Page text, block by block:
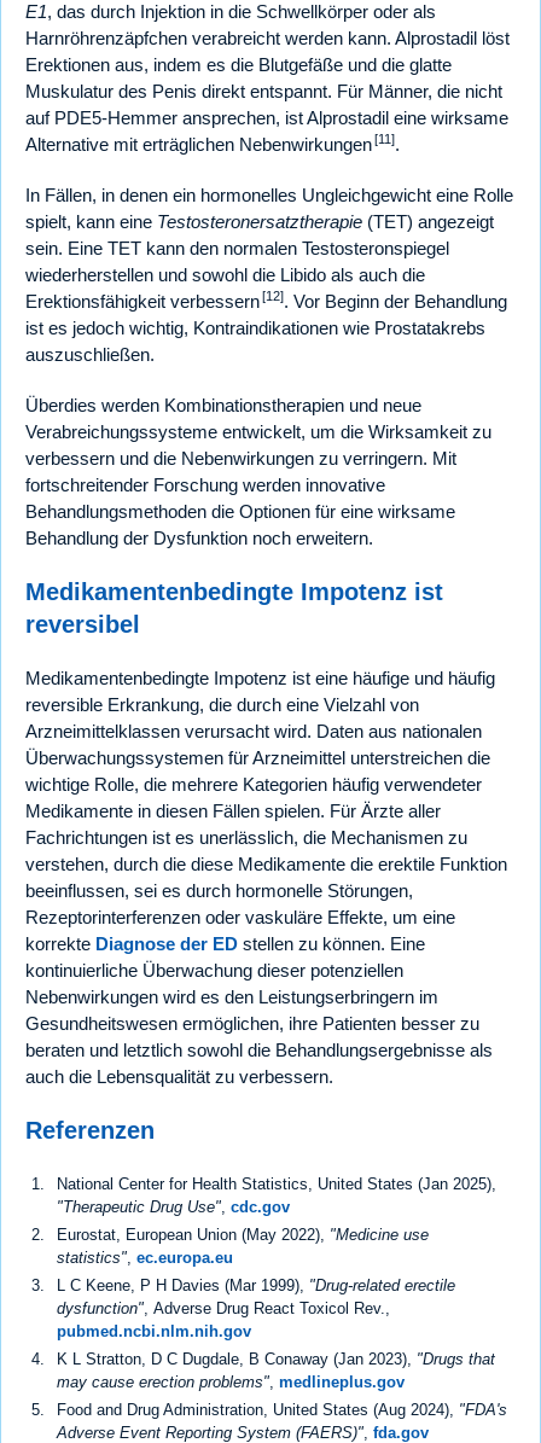
E1, das durch Injektion in die Schwellkörper oder als
Harnröhrenzäpfchen verabreicht werden kann. Alprostadil löst
Erektionen aus, indem es die Blutgefäße und die glatte
Muskulatur des Penis direkt entspannt. Für Männer, die nicht
auf PDE5-Hemmer ansprechen, ist Alprostadil eine wirksame
Alternative mit erträglichen Nebenwirkungen[11].
In Fällen, in denen ein hormonelles Ungleichgewicht eine Rolle
spielt, kann eine Testosteronersatztherapie (TET) angezeigt
sein. Eine TET kann den normalen Testosteronspiegel
wiederherstellen und sowohl die Libido als auch die
Erektionsfähigkeit verbessern[12]. Vor Beginn der Behandlung
ist es jedoch wichtig, Kontraindikationen wie Prostatakrebs
auszuschließen.
Überdies werden Kombinationstherapien und neue
Verabreichungssysteme entwickelt, um die Wirksamkeit zu
verbessern und die Nebenwirkungen zu verringern. Mit
fortschreitender Forschung werden innovative
Behandlungsmethoden die Optionen für eine wirksame
Behandlung der Dysfunktion noch erweitern.
Medikamentenbedingte Impotenz ist
reversibel
Medikamentenbedingte Impotenz ist eine häufige und häufig
reversible Erkrankung, die durch eine Vielzahl von
Arzneimittelklassen verursacht wird. Daten aus nationalen
Überwachungssystemen für Arzneimittel unterstreichen die
wichtige Rolle, die mehrere Kategorien häufig verwendeter
Medikamente in diesen Fällen spielen. Für Ärzte aller
Fachrichtungen ist es unerlässlich, die Mechanismen zu
verstehen, durch die diese Medikamente die erektile Funktion
beeinflussen, sei es durch hormonelle Störungen,
Rezeptorinterferenzen oder vaskuläre Effekte, um eine
korrekte Diagnose der ED stellen zu können. Eine
kontinuierliche Überwachung dieser potenziellen
Nebenwirkungen wird es den Leistungserbringern im
Gesundheitswesen ermöglichen, ihre Patienten besser zu
beraten und letztlich sowohl die Behandlungsergebnisse als
auch die Lebensqualität zu verbessern.
Referenzen
National Center for Health Statistics, United States (Jan 2025),
"Therapeutic Drug Use", cdc.gov
Eurostat, European Union (May 2022), "Medicine use
statistics" ec.europa.eu
L C Keene, P H Davies (Mar 1999), "Drug-related erectile
dysfunction" , Adverse Drug React Toxicol Rev.,
pubmed.ncbi.nlm.nih.gov
K L Stratton, D C Dugdale, B Conaway (Jan 2023), "Drugs that
may cause erection problems" medlineplus.gov
Food and Drug Administration, United States (Aug 2024), "FDA's
Adverse Event Reporting System (FAERS)" fda.gov